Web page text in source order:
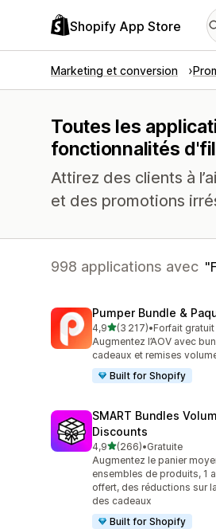
Shopify App Store
Marketing et conversion
Toutes les
fonctionnalités
Attirez des clients à
et des promotions
998 applications avec
Pumper Bundle &
4,9étoile(s) sur 5
(3 217)
3217 avis au total
•Forfait
Augmentez l’AOV avec
cadeaux et remises
Built for Shopify
SMART Bundles
Discounts
4,9étoile(s) sur 5
(266)
266 avis au total
•Gratuite
Augmentez le panier
ensembles de produits, 1
offert, des réductions sur
des cadeaux
Built for Shopify